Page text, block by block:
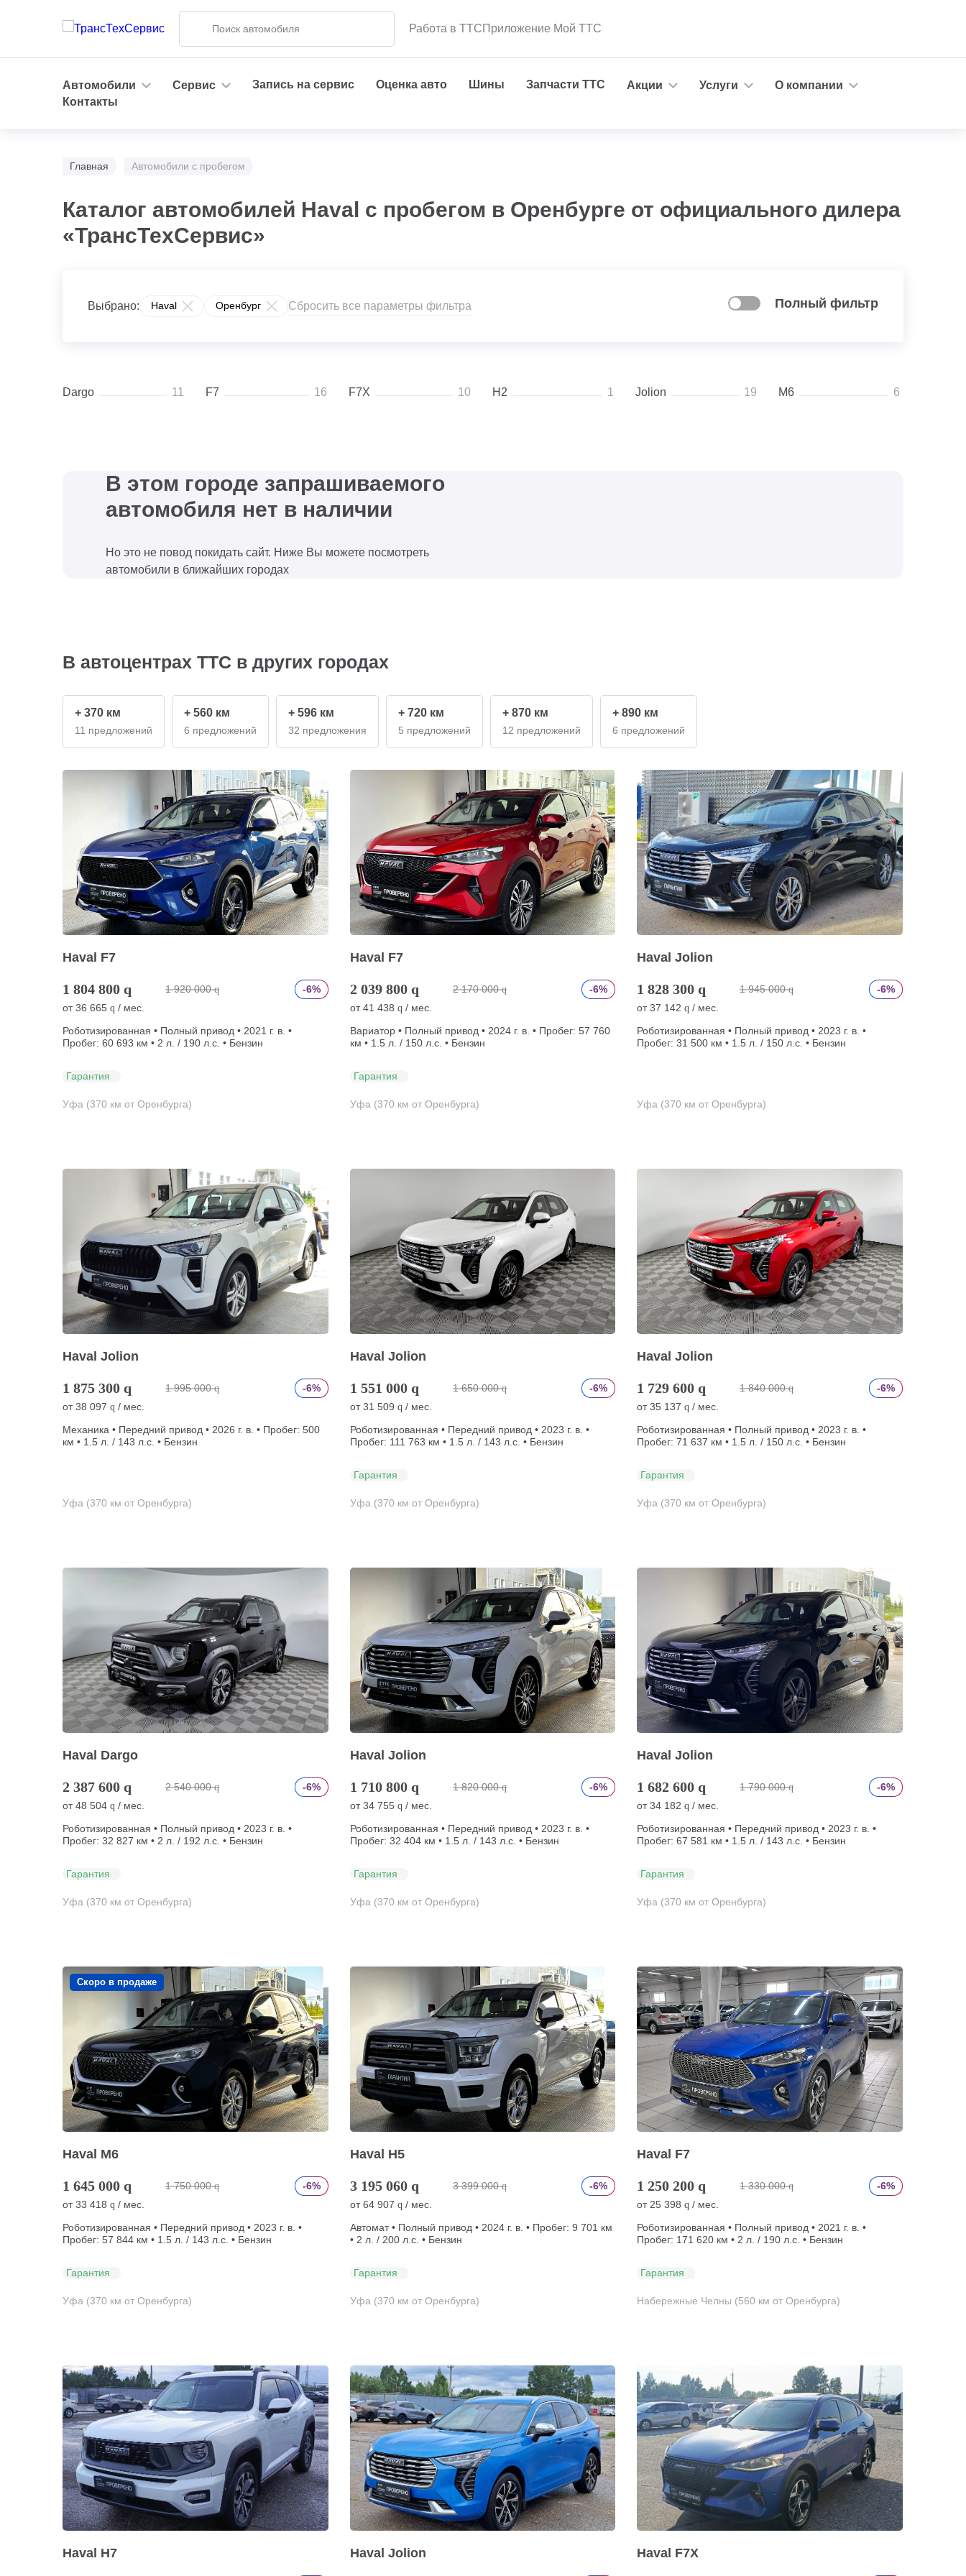
Работа в ТТСПриложение Мой ТТС
Автомобили Сервис Запись на сервис Оценка авто Шины Запчасти ТТС Акции Услуги
О компании
Контакты
Главная Автомобили с пробегом
Каталог автомобилей Haval с пробегом в Оренбурге от официального дилера
«ТрансТехСервис»
Выбрано: Haval Оренбург Сбросить все параметры фильтра Полный фильтр
Dargo 11 F7 16 F7X 10 H2 1 Jolion 19 M6 6
В этом городе запрашиваемого
автомобиля нет в наличии
Но это не повод покидать сайт. Ниже Вы можете посмотреть
автомобили в ближайших городах
В автоцентрах ТТС в других городах
+ 370 км
11 предложений
+ 560 км
6 предложений
+ 596 км
32 предложения
+ 720 км
5 предложений
+ 870 км
12 предложений
+ 890 км
6 предложений
Haval F7
1 804 800 q 1 920 000 q
-6%
от36 665 q / мес.
Роботизированная • Полный привод • 2021 г. в. •
Пробег: 60 693 км • 2 л. / 190 л.с. • Бензин
Гарантия
Уфа (370 км от Оренбурга)
Haval F7
2 039 800 q 2 170 000 q
-6%
от41 438 q / мес.
Вариатор • Полный привод • 2024 г. в. • Пробег: 57 760
км • 1.5 л. / 150 л.с. • Бензин
Гарантия
Уфа (370 км от Оренбурга)
Haval Jolion
1 828 300 q 1 945 000 q
-6%
от37 142 q / мес.
Роботизированная • Полный привод • 2023 г. в. •
Пробег: 31 500 км • 1.5 л. / 150 л.с. • Бензин
Уфа (370 км от Оренбурга)
Haval Jolion
1 875 300 q 1 995 000 q
-6%
от38 097 q / мес.
Механика • Передний привод • 2026 г. в. • Пробег: 500
км • 1.5 л. / 143 л.с. • Бензин
Уфа (370 км от Оренбурга)
Haval Jolion
1 551 000 q 1 650 000 q
-6%
от31 509 q / мес.
Роботизированная • Передний привод • 2023 г. в. •
Пробег: 111 763 км • 1.5 л. / 143 л.с. • Бензин
Гарантия
Уфа (370 км от Оренбурга)
Haval Jolion
1 729 600 q 1 840 000 q
-6%
от35 137 q / мес.
Роботизированная • Полный привод • 2023 г. в. •
Пробег: 71 637 км • 1.5 л. / 150 л.с. • Бензин
Гарантия
Уфа (370 км от Оренбурга)
Haval Dargo
2 387 600 q 2 540 000 q
-6%
от48 504 q / мес.
Роботизированная • Полный привод • 2023 г. в. •
Пробег: 32 827 км • 2 л. / 192 л.с. • Бензин
Гарантия
Уфа (370 км от Оренбурга)
Haval Jolion
1 710 800 q 1 820 000 q
-6%
от34 755 q / мес.
Роботизированная • Передний привод • 2023 г. в. •
Пробег: 32 404 км • 1.5 л. / 143 л.с. • Бензин
Гарантия
Уфа (370 км от Оренбурга)
Haval Jolion
1 682 600 q 1 790 000 q
-6%
от34 182 q / мес.
Роботизированная • Передний привод • 2023 г. в. •
Пробег: 67 581 км • 1.5 л. / 143 л.с. • Бензин
Гарантия
Уфа (370 км от Оренбурга)
Скоро в продаже
Haval M6
1 645 000 q 1 750 000 q
-6%
от33 418 q / мес.
Роботизированная • Передний привод • 2023 г. в. •
Пробег: 57 844 км • 1.5 л. / 143 л.с. • Бензин
Гарантия
Уфа (370 км от Оренбурга)
Haval H5
3 195 060 q 3 399 000 q
-6%
от64 907 q / мес.
Автомат • Полный привод • 2024 г. в. • Пробег: 9 701 км
• 2 л. / 200 л.с. • Бензин
Гарантия
Уфа (370 км от Оренбурга)
Haval F7
1 250 200 q 1 330 000 q
-6%
от 25 398 q / мес.
Роботизированная • Полный привод • 2021 г. в. •
Пробег: 171 620 км • 2 л. / 190 л.с. • Бензин
Гарантия
Набережные Челны (560 км от Оренбурга)
Haval H7 Haval Jolion Haval F7X